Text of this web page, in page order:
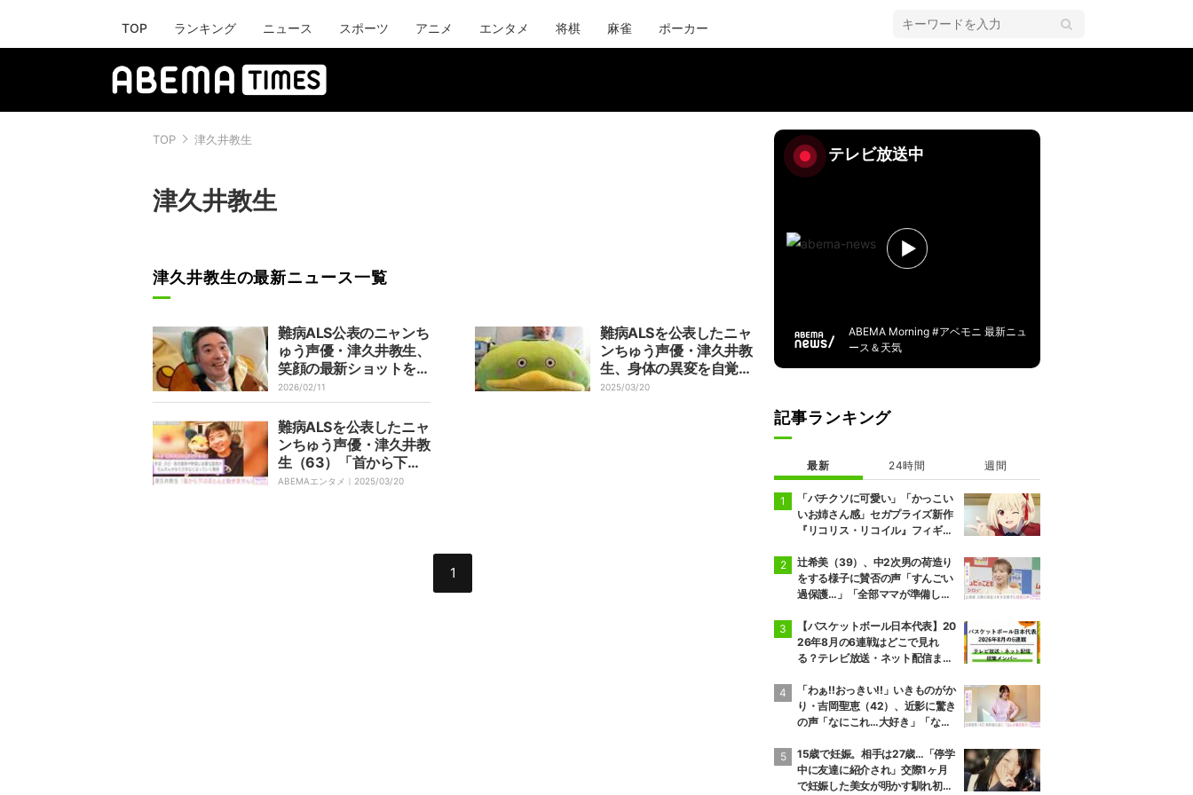
TOP ランキング ニュース スポーツ アニメ エンタメ 将棋 麻雀 ポーカー
TOP 津久井教生
津久井教生
津久井教生の最新ニュース一覧
難病ALS公表のニャンち
ゅう声優・津久井教生、
笑顔の最新ショットを公
開
2026/02/11
難病ALSを公表したニャ
ンちゅう声優・津久井教
生、身体の異変を自覚し
た頃の出来事を回想
2025/03/20
難病ALSを公表したニャ
ンちゅう声優・津久井教
生（63）「首から下は
ほとんど動きません」現
ABEMAエンタメ｜ 2025/03/20
1
テレビ放送中
ABEMA Morning #アベモニ 最新ニュ
ース＆天気
記事ランキング
最新 24時間 週間
「バチクソに可愛い」「かっこい
いお姉さん感」セガプライズ新作
『リコリス・リコイル』フィギュ
辻希美（39）、中2次男の荷造り
をする様子に賛否の声「すんごい
過保護…」「全部ママが準備して
【バスケットボール日本代表】20
26年8月の6連戦はどこで見れ
る？テレビ放送・ネット配信まと
「わぁ!!おっきい!!」いきものがか
り・吉岡聖恵（42）、近影に驚き
の声「なにこれ…大好き」「なん
15歳で妊娠。相手は27歳…「停学
中に友達に紹介され」交際1ヶ月
で妊娠した美女が明かす馴れ初め